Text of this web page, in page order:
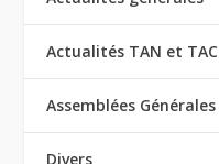
Actualités TAN et TAC
Assemblées Générales
Divers